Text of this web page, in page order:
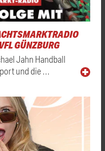
GÜNZBURG
Jahn Handball
und die …